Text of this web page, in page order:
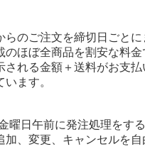
らのご注文を締切日ごと
のほぼ全商品を割安な料
される金額＋送料がお支
ます。
曜日午前に発注処理をす
加、変更、キャンセルを